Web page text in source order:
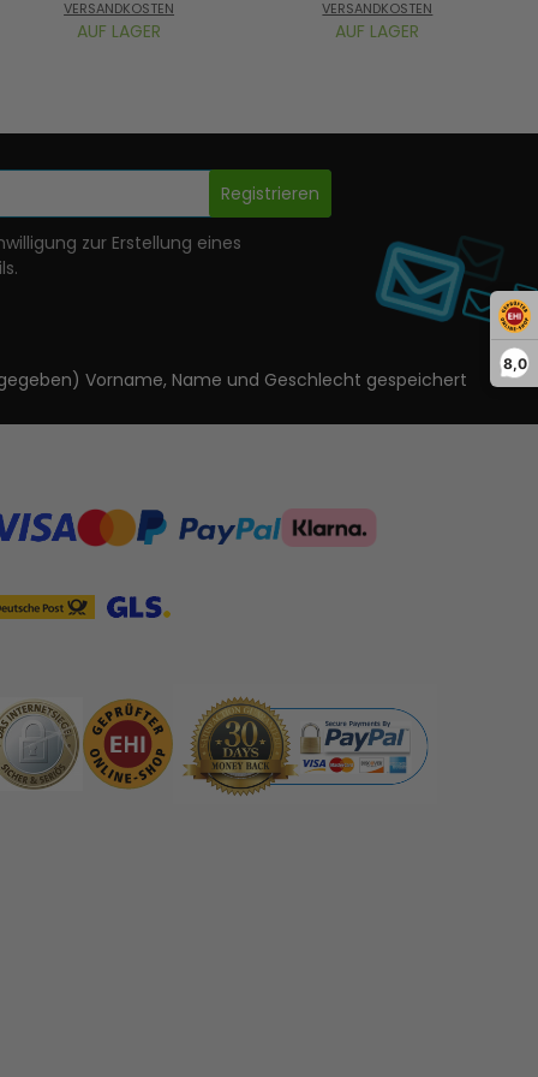
8,0
VERSANDKOSTEN
AUF LAGER
VERSANDKOSTEN
AUF LAGER
Registrieren
zur Erstellung eines
Vorname, Name und Geschlecht gespeichert